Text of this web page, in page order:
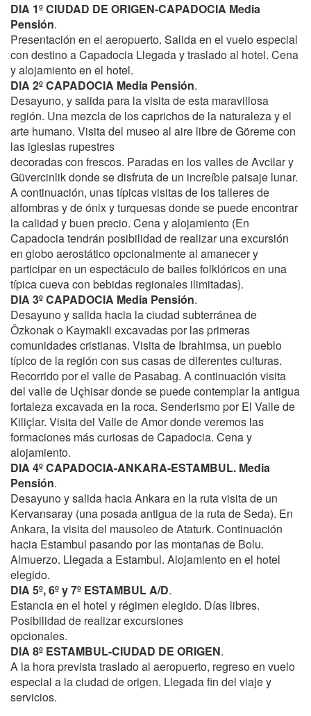
DIA 1º CIUDAD DE ORIGEN-CAPADOCIA Media
Pensión.
Presentación en el aeropuerto. Salida en el vuelo especial
con destino a Capadocia Llegada y traslado al hotel. Cena
y alojamiento en el hotel.
DIA 2º CAPADOCIA Media Pensión.
Desayuno, y salida para la visita de esta maravillosa
región. Una mezcla de los caprichos de la naturaleza y el
arte humano. Visita del museo al aire libre de Göreme con
las iglesias rupestres
decoradas con frescos. Paradas en los valles de Avcilar y
Güvercinlik donde se disfruta de un increíble paisaje lunar.
A continuación, unas típicas visitas de los talleres de
alfombras y de ónix y turquesas donde se puede encontrar
la calidad y buen precio. Cena y alojamiento (En
Capadocia tendrán posibilidad de realizar una excursión
en globo aerostático opcionalmente al amanecer y
participar en un espectáculo de bailes folklóricos en una
típica cueva con bebidas regionales ilimitadas).
DIA 3º CAPADOCIA Media Pensión.
Desayuno y salida hacia la ciudad subterránea de
Özkonak o Kaymakli excavadas por las primeras
comunidades cristianas. Visita de Ibrahimsa, un pueblo
típico de la región con sus casas de diferentes culturas.
Recorrido por el valle de Pasabag. A continuación visita
del valle de Uçhisar donde se puede contemplar la antigua
fortaleza excavada en la roca. Senderismo por El Valle de
Kiliçlar. Visita del Valle de Amor donde veremos las
formaciones más curiosas de Capadocia. Cena y
alojamiento.
DIA 4º CAPADOCIA-ANKARA-ESTAMBUL. Media
Pensión.
Desayuno y salida hacia Ankara en la ruta visita de un
Kervansaray (una posada antigua de la ruta de Seda). En
Ankara, la visita del mausoleo de Ataturk. Continuación
hacia Estambul pasando por las montañas de Bolu.
Almuerzo. Llegada a Estambul. Alojamiento en el hotel
elegido.
DIA 5º, 6º y 7º ESTAMBUL A/D.
Estancia en el hotel y régimen elegido. Días libres.
Posibilidad de realizar excursiones
opcionales.
DIA 8º ESTAMBUL-CIUDAD DE ORIGEN.
A la hora prevista traslado al aeropuerto, regreso en vuelo
especial a la ciudad de origen. Llegada fin del viaje y
servicios.